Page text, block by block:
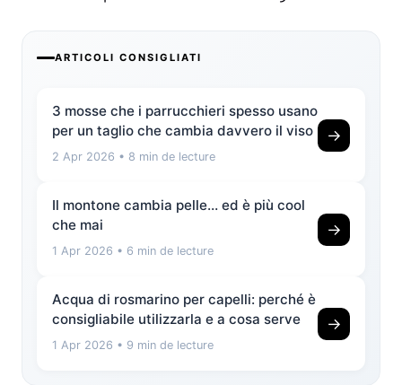
ARTICOLI CONSIGLIATI
3 mosse che i parrucchieri spesso usano
per un taglio che cambia davvero il viso
2 Apr 2026 • 8 min de lecture
→
Il montone cambia pelle… ed è più cool
che mai
1 Apr 2026 • 6 min de lecture
→
Acqua di rosmarino per capelli: perché è
consigliabile utilizzarla e a cosa serve
1 Apr 2026 • 9 min de lecture
→